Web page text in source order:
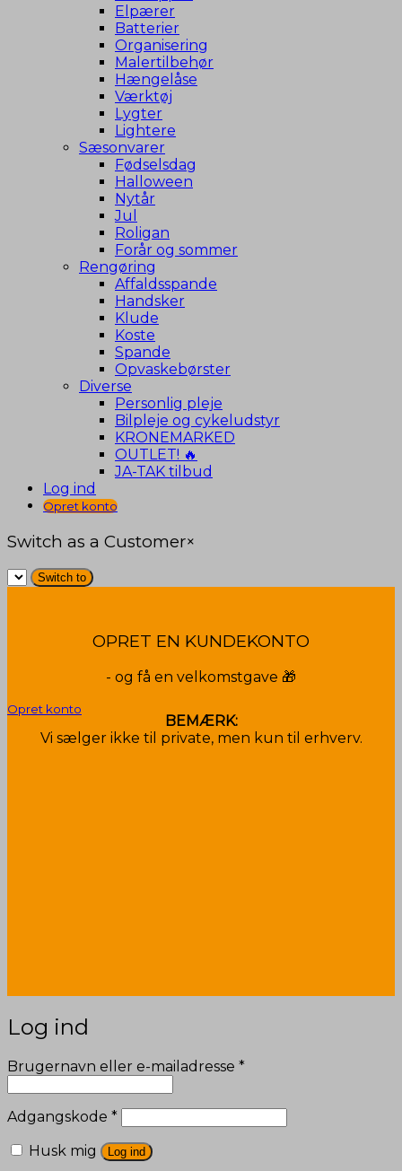
Elpærer
Batterier
Organisering
Malertilbehør
Hængelåse
Værktøj
Lygter
Lightere
Sæsonvarer
Fødselsdag
Halloween
Nytår
Jul
Roligan
Forår og sommer
Rengøring
Affaldsspande
Handsker
Klude
Koste
Spande
Opvaskebørster
Diverse
Personlig pleje
Bilpleje og cykeludstyr
KRONEMARKED
OUTLET! 🔥
JA-TAK tilbud
Log ind
Opret konto
Switch as a Customer×
OPRET EN KUNDEKONTO
- og få en velkomstgave 🎁
Opret konto
BEMÆRK:
Vi sælger ikke til private, men kun til erhverv.
Log ind
Brugernavn eller e-mailadresse *Påkrævet
Adgangskode *Påkrævet
Husk mig Log ind